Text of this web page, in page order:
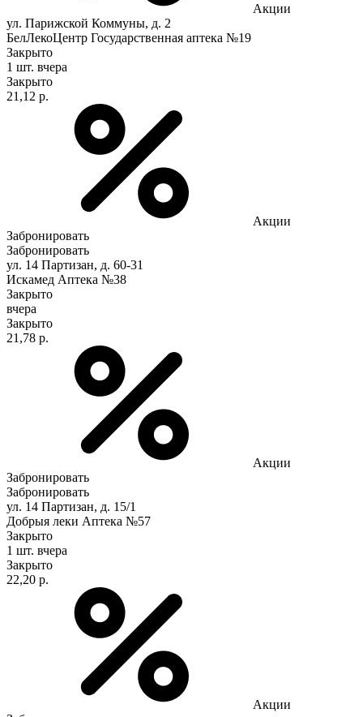
Акции
ул. Парижской Коммуны, д. 2
БелЛекоЦентр Государственная аптека №19
Закрыто
1 шт. вчера
Закрыто
21,12 р.
Акции
Забронировать
Забронировать
ул. 14 Партизан, д. 60-31
Искамед Аптека №38
Закрыто
вчера
Закрыто
21,78 р.
Акции
Забронировать
Забронировать
ул. 14 Партизан, д. 15/1
Добрыя леки Аптека №57
Закрыто
1 шт. вчера
Закрыто
22,20 р.
Акции